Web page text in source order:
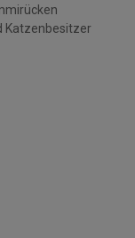
Katzenbesitzer